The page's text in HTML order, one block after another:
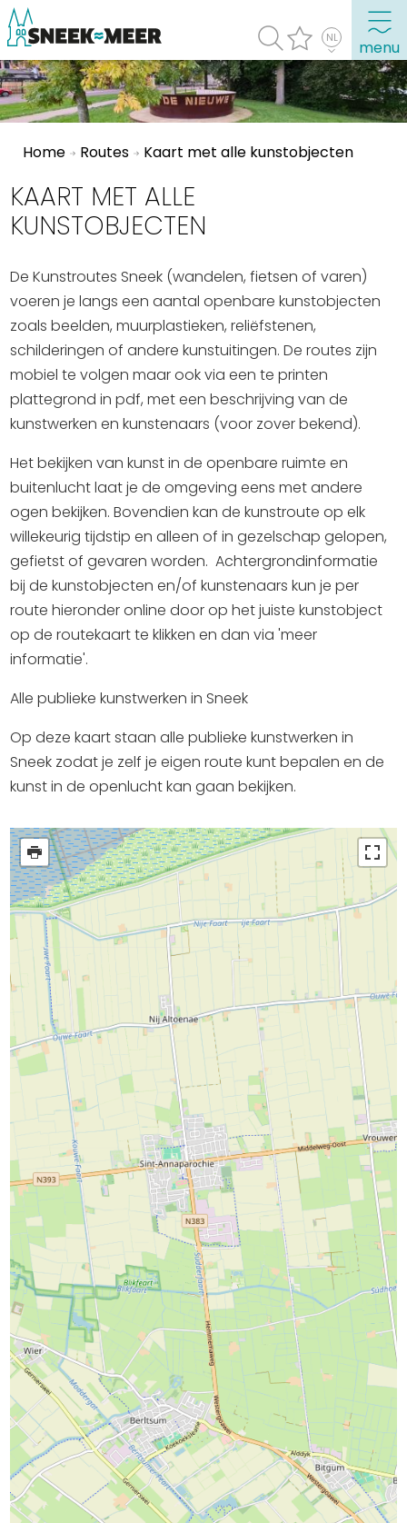
menu
Over Sneek
Uitgelicht
Praktische informatie
Toeristische informatie
Winkelen, uitgaan en doen
Eten, drinken & uitgaan
Watersport
Overnachten
Winkelen
En meer
Arrangementen
Jouw Sneek
De Friese meren
Other languages
UITagenda
Routes
Veel bezochte pagina's:
Top 10 leuke dingen
Uitgaan in Sneek
Overnachten in Sneek
Citygame Escapegame Sneek
Webcams
De leukste routes
Interactieve plattegrond van Sneek
Winkelen in Sneek
Bootverhuur
Home Routes Kaart met alle kunstobjecten
KAART MET ALLE
KUNSTOBJECTEN
De Kunstroutes Sneek (wandelen, fietsen of varen)
voeren je langs een aantal openbare kunstobjecten
zoals beelden, muurplastieken, reliëfstenen,
schilderingen of andere kunstuitingen. De routes zijn
mobiel te volgen maar ook via een te printen
plattegrond in pdf, met een beschrijving van de
kunstwerken en kunstenaars (voor zover bekend).
Het bekijken van kunst in de openbare ruimte en
buitenlucht laat je de omgeving eens met andere
ogen bekijken. Bovendien kan de kunstroute op elk
willekeurig tijdstip en alleen of in gezelschap gelopen,
gefietst of gevaren worden. Achtergrondinformatie
bij de kunstobjecten en/of kunstenaars kun je per
route hieronder online door op het juiste kunstobject
op de routekaart te klikken en dan via 'meer
informatie'.
Alle publieke kunstwerken in Sneek
Op deze kaart staan alle publieke kunstwerken in
Sneek zodat je zelf je eigen route kunt bepalen en de
kunst in de openlucht kan gaan bekijken.